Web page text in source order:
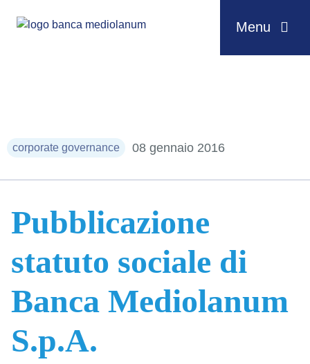
Menu
corporate governance 08 gennaio 2016
Pubblicazione
statuto sociale di
Banca Mediolanum
S.p.A.